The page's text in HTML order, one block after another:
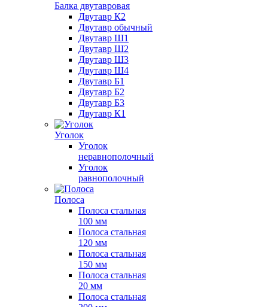
Балка двутавровая
Двутавр К2
Двутавр обычный
Двутавр Ш1
Двутавр Ш2
Двутавр Ш3
Двутавр Ш4
Двутавр Б1
Двутавр Б2
Двутавр Б3
Двутавр К1
Уголок
Уголок
неравнополочный
Уголок
равнополочный
Полоса
Полоса стальная
100 мм
Полоса стальная
120 мм
Полоса стальная
150 мм
Полоса стальная
20 мм
Полоса стальная